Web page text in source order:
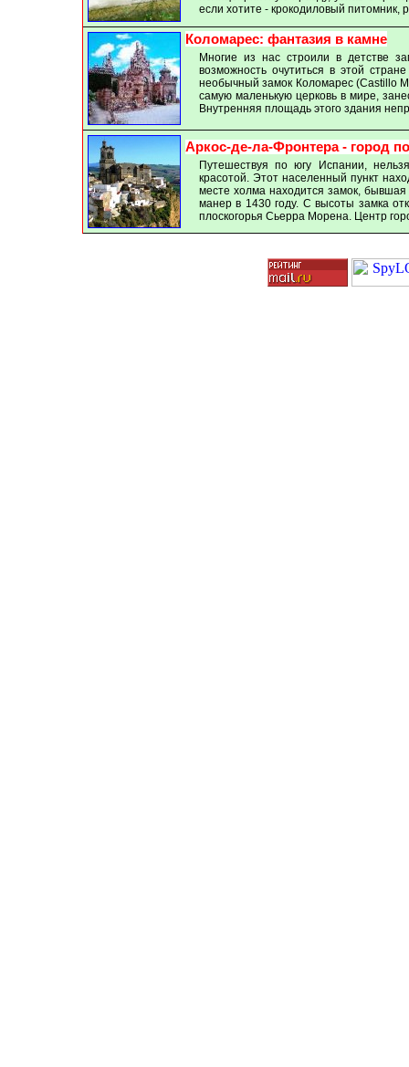
если хотите - крокодиловый
Коломарес: фантазия в камне
Многие из нас строили в детстве
возможность очутиться в этой
необычный замок Коломарес (Castillo
самую маленькую церковь в мире,
Внутренняя площадь этого здания
Аркос-де-ла-Фронтера - город
Путешествуя по югу Испании,
красотой. Этот населенный пункт
месте холма находится замок,
манер в 1430 году. С высоты замка
плоскогорья Сьерра Морена. Центр